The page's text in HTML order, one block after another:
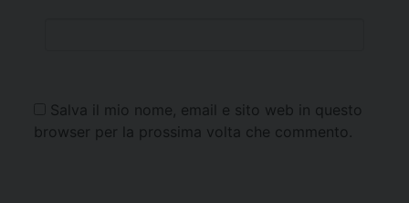
Salva il mio nome, email e sito web in questo
browser per la prossima volta che commento.